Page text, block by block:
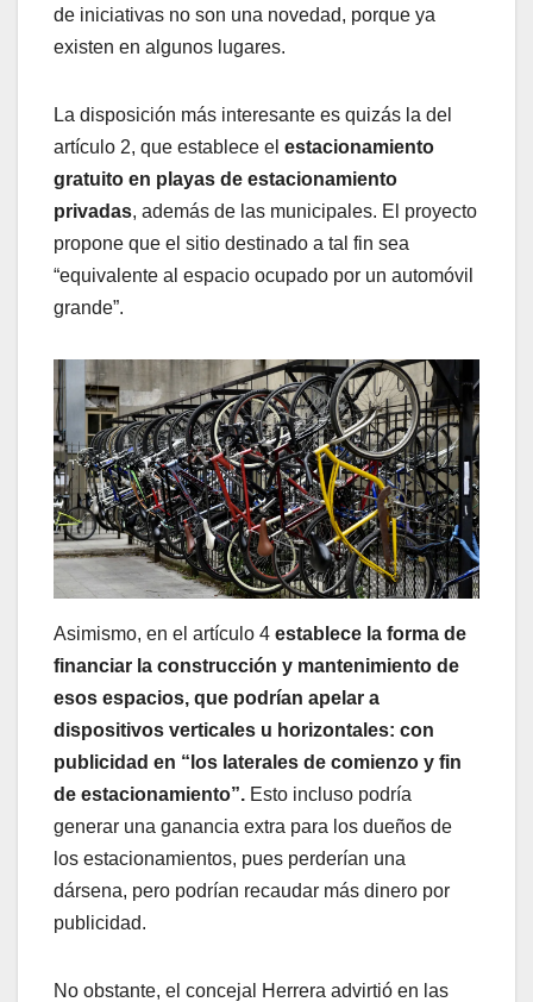
de iniciativas no son una novedad, porque ya
existen en algunos lugares.
La disposición más interesante es quizás la del
artículo 2, que establece el estacionamiento
gratuito en playas de estacionamiento
privadas, además de las municipales. El proyecto
propone que el sitio destinado a tal fin sea
“equivalente al espacio ocupado por un automóvil
grande”.
Asimismo, en el artículo 4 establece la forma de
financiar la construcción y mantenimiento de
esos espacios, que podrían apelar a
dispositivos verticales u horizontales: con
publicidad en “los laterales de comienzo y fin
de estacionamiento”. Esto incluso podría
generar una ganancia extra para los dueños de
los estacionamientos, pues perderían una
dársena, pero podrían recaudar más dinero por
publicidad.
No obstante, el concejal Herrera advirtió en las